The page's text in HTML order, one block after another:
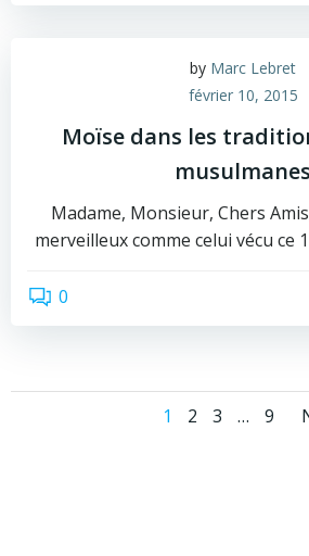
by Marc Lebret
février 10, 2015
Moïse dans les
musulmanes
Madame, Monsieur, Chers
merveilleux comme celui vécu ce
0
Posts
Page
1 Page
2 Page
3 … Page
9